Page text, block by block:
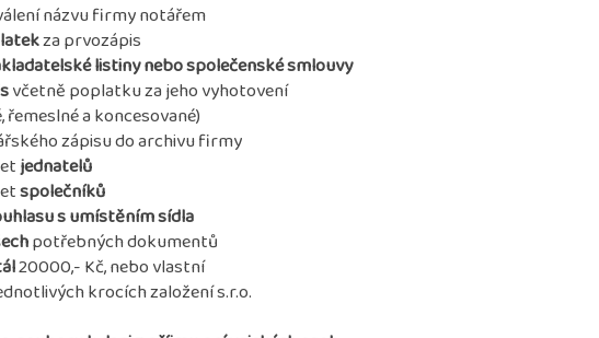
názvu firmy notářem
za prvozápis
listiny nebo společenské smlouvy
včetně poplatku za jeho vyhotovení
řemeslné a koncesované)
zápisu do archivu firmy
jednatelů
společníků
s umístěním sídla
potřebných dokumentů
20000,- Kč, nebo vlastní
krocích založení s.r.o.